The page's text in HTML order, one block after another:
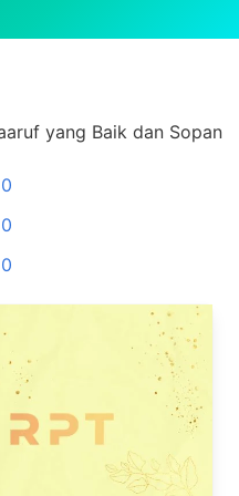
yang Baik dan Sopan
0
0
0